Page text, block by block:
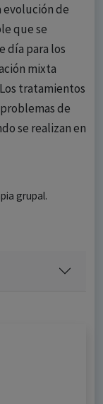
de
que se
día para los
mixta
tratamientos
de
se realizan en
grupal.